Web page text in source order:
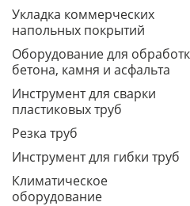
Укладка коммерческих
напольных покрытий
Оборудование для
бетона, камня и асфальта
Инструмент для сварки
пластиковых труб
Резка труб
Инструмент для гибки труб
Климатическое
оборудование